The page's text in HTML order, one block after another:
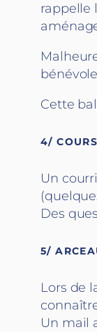
rappelle
Cette
4/
Un
Des
5/
Lors de
Un mail